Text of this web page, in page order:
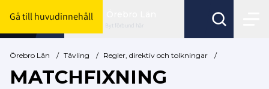
Gå till huvudinnehåll
Byt förbund här
Örebro Län / Tävling / Regler, direktiv och tolkningar /
MATCHFIXNING